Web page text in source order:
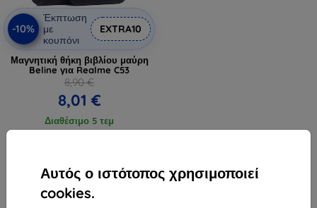
Αυτός ο ιστότοπος χρησιμοποιεί
cookies.
-10%
Έκπτωση
με
κουπόνι
EXTRA10
Μαγνητική θήκη βιβλίου μαύρη
Beline για Realme C53
8,90 €
8,01 €
Διαθέσιμο 5 τεμ